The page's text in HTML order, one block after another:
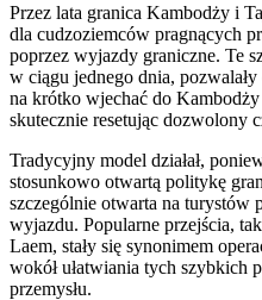
Przez lata granica Kambodży i
dla cudzoziemców pragnących
poprzez wyjazdy graniczne. Te
w ciągu jednego dnia,
na krótko wjechać do
skutecznie resetując dozwolony
Tradycyjny model działał,
stosunkowo otwartą politykę
szczególnie otwarta na turystów
wyjazdu. Popularne przejścia,
Laem, stały się synonimem
wokół ułatwiania tych szybkich
przemysłu.